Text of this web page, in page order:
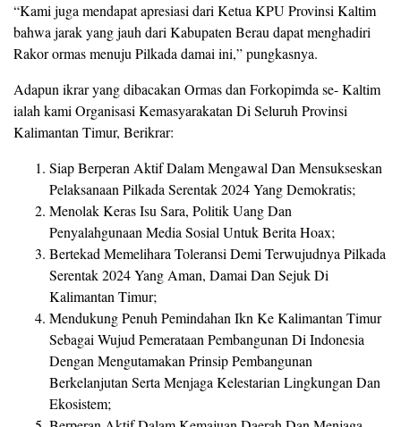
“Kami juga mendapat apresiasi dari Ketua KPU Provinsi Kaltim
bahwa jarak yang jauh dari Kabupaten Berau dapat menghadiri
Rakor ormas menuju Pilkada damai ini,” pungkasnya.
Adapun ikrar yang dibacakan Ormas dan Forkopimda se- Kaltim
ialah kami Organisasi Kemasyarakatan Di Seluruh Provinsi
Kalimantan Timur, Berikrar:
Siap Berperan Aktif Dalam Mengawal Dan Mensukseskan
Pelaksanaan Pilkada Serentak 2024 Yang Demokratis;
Menolak Keras Isu Sara, Politik Uang Dan
Penyalahgunaan Media Sosial Untuk Berita Hoax;
Bertekad Memelihara Toleransi Demi Terwujudnya Pilkada
Serentak 2024 Yang Aman, Damai Dan Sejuk Di
Kalimantan Timur;
Mendukung Penuh Pemindahan Ikn Ke Kalimantan Timur
Sebagai Wujud Pemerataan Pembangunan Di Indonesia
Dengan Mengutamakan Prinsip Pembangunan
Berkelanjutan Serta Menjaga Kelestarian Lingkungan Dan
Ekosistem;